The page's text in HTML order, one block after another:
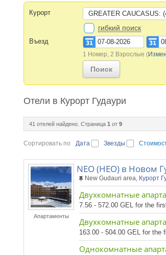
Курорт
гибкий поиск
Въезд
1 Номер, 2 Взрослые (
Поиск
Отели в Курорт Гудаури
41 отелей найдено. Страница 1 от 9
Сортировать по Дата Звезды
Апартаменты
NEO (НЕО) в Новом
New Gudauri area, Курорт
Двухкомнатные
7.56 - 572.00 GEL for the
Двухкомнатные
163.00 - 504.00 GEL for the
Однокомнатные